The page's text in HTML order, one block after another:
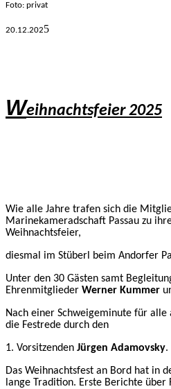
Foto: privat
20.12.2025
Weihnachtsfeier 2025
Wie alle Jahre trafen sich die
Marinekameradschaft Passau zu
Weihnachtsfeier,
diesmal im Stüberl beim Andorfer
Unter den 30 Gästen samt
Ehrenmitglieder Werner Kummer
Nach einer Schweigeminute für
die Festrede durch den
1. Vorsitzenden Jürgen Adamovsky.
Das Weihnachtsfest an Bord hat in
lange Tradition. Erste Berichte über